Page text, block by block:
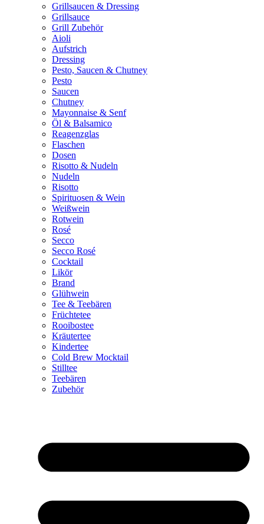
Grillsaucen & Dressing
Grillsauce
Grill Zubehör
Aioli
Aufstrich
Dressing
Pesto, Saucen & Chutney
Pesto
Saucen
Chutney
Mayonnaise & Senf
Öl & Balsamico
Reagenzglas
Flaschen
Dosen
Risotto & Nudeln
Nudeln
Risotto
Spirituosen & Wein
Weißwein
Rotwein
Rosé
Secco
Secco Rosé
Cocktail
Likör
Brand
Glühwein
Tee & Teebären
Früchtetee
Rooibostee
Kräutertee
Kindertee
Cold Brew Mocktail
Stilltee
Teebären
Zubehör